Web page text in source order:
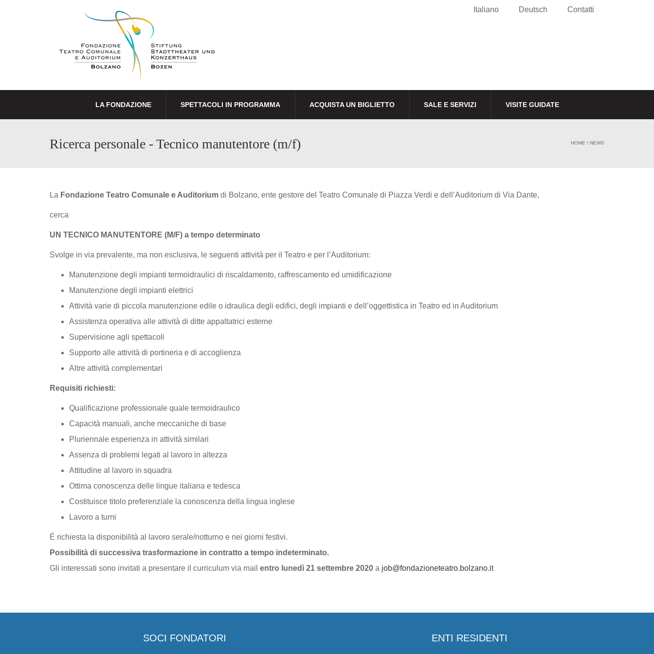
Italiano Deutsch Contatti
LA FONDAZIONE SPETTACOLI IN PROGRAMMA ACQUISTA UN BIGLIETTO SALE E SERVIZI VISITE GUIDATE
Ricerca personale - Tecnico manutentore (m/f) HOME \ NEWS
La Fondazione Teatro Comunale e Auditorium di Bolzano, ente gestore del Teatro Comunale di Piazza Verdi e dell’Auditorium di Via Dante,
cerca
UN TECNICO MANUTENTORE (M/F) a tempo determinato
Svolge in via prevalente, ma non esclusiva, le seguenti attività per il Teatro e per l’Auditorium:
Manutenzione degli impianti termoidraulici di riscaldamento, raffrescamento ed umidificazione
Manutenzione degli impianti elettrici
Attività varie di piccola manutenzione edile o idraulica degli edifici, degli impianti e dell’oggettistica in Teatro ed in Auditorium
Assistenza operativa alle attività di ditte appaltatrici esterne
Supervisione agli spettacoli
Supporto alle attività di portineria e di accoglienza
Altre attività complementari
Requisiti richiesti:
Qualificazione professionale quale termoidraulico
Capacità manuali, anche meccaniche di base
Pluriennale esperienza in attività similari
Assenza di problemi legati al lavoro in altezza
Attitudine al lavoro in squadra
Ottima conoscenza delle lingue italiana e tedesca
Costituisce titolo preferenziale la conoscenza della lingua inglese
Lavoro a turni
É richiesta la disponibilità al lavoro serale/notturno e nei giorni festivi.
Possibilità di successiva trasformazione in contratto a tempo indeterminato.
Gli interessati sono invitati a presentare il curriculum via mail entro lunedì 21 settembre 2020 a job@fondazioneteatro.bolzano.it
SOCI FONDATORI ENTI RESIDENTI